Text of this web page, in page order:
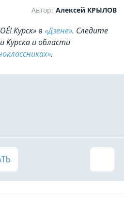
Автор: Алексей КРЫЛОВ
Курск» в «Дзене». Cледите
Курска и области
.